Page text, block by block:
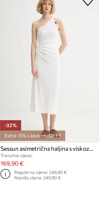
-32%
Extra -5% s kodom: OFF*
Sessun asimetrična haljina s viskozom
Trenutna cijena:
169,90 €
Regularna cijena:249,90 €
Najniža cijena:249,90 €